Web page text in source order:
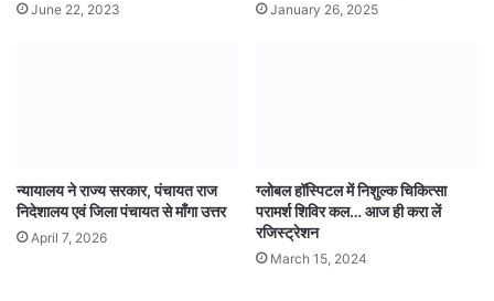
June 22, 2023 January 26, 2025
न्यायालय ने राज्य सरकार, पंचायत राज
निदेशालय एवं जिला पंचायत से माँगा उत्तर
April 7, 2026
ग्लोबल हॉस्पिटल में निशुल्क चिकित्सा
परामर्श शिविर कल… आज ही करा लें
रजिस्ट्रेशन
March 15, 2024